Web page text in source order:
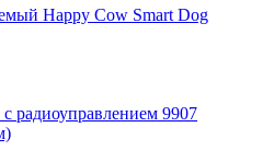
Happy Cow Smart Dog